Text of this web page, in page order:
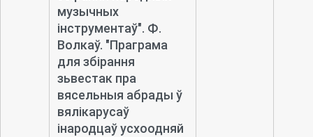
музычных
інструментаў". Ф.
Волкаў. "Праграма
для збірання
зьвестак пра
вясельныя абрады ў
вялікарусаў
інародцаў усхоодняй